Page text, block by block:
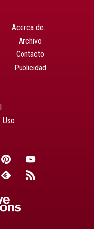
Acerca de…
Archivo
Contacto
Publicidad
Uso